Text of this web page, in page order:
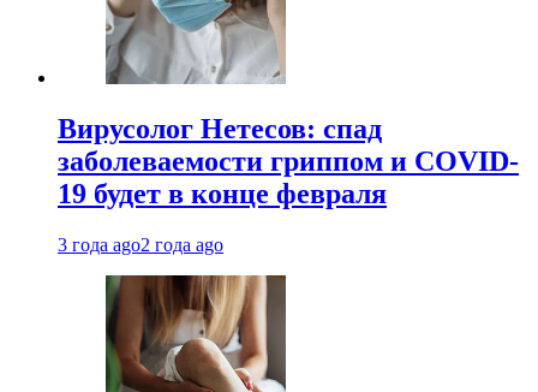
Вирусолог Нетесов: спад
заболеваемости гриппом и COVID-
19 будет в конце февраля
3 года ago2 года ago